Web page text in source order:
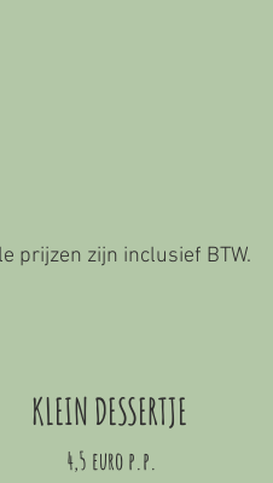
prijzen zijn inclusief BTW.
KLEIN DESSERTJE
4,5 euro p.p.